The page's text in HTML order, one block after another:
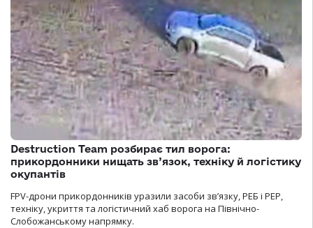
Destruction Team розбирає тил ворога:
прикордонники нищать зв’язок, техніку й логістику
окупантів
FPV-дрони прикордонників уразили засоби зв’язку, РЕБ і РЕР,
техніку, укриття та логістичний хаб ворога на Північно-
Слобожанському напрямку.